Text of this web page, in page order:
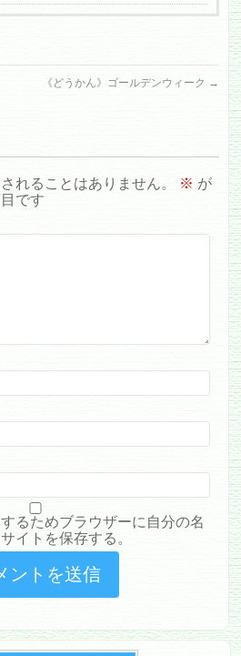
《どうかん》ゴールデンウィーク →
れることはありません。 ※ が
です
るためブラウザーに自分の名
イトを保存する。